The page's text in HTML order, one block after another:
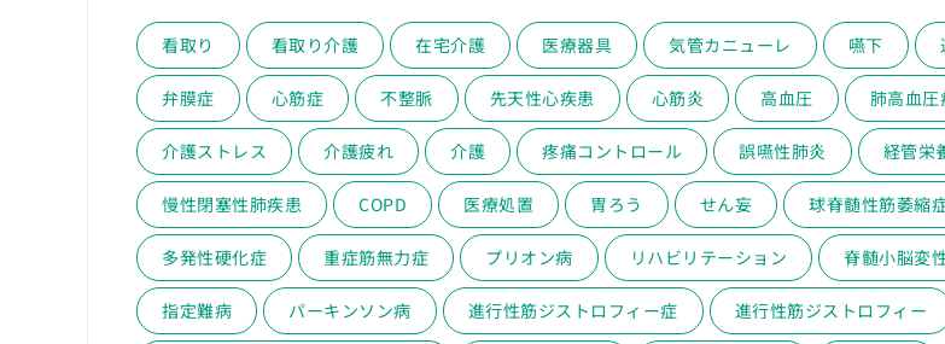
看取り 看取り介護 在宅介護 医療器具 気管カニューレ 嚥下
弁膜症 心筋症 不整脈 先天性心疾患 心筋炎 高血圧 肺高血圧
介護ストレス 介護疲れ 介護 疼痛コントロール 誤嚥性肺炎 経管栄
慢性閉塞性肺疾患 COPD 医療処置 胃ろう せん妄 球脊髄性筋萎縮
多発性硬化症 重症筋無力症 プリオン病 リハビリテーション 脊髄小脳変
指定難病 パーキンソン病 進行性筋ジストロフィー症 進行性筋ジストロフィー